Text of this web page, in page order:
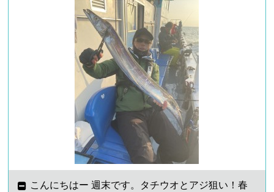
こんにちはー 週末です。タチウオとアジ狙い！春